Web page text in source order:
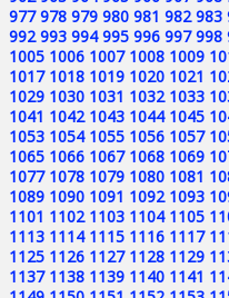
977 978 979 980 981 982 983
992 993 994 995 996 997 998
1005 1006 1007 1008 1009
1017 1018 1019 1020 1021
1029 1030 1031 1032 1033
1041 1042 1043 1044 1045
1053 1054 1055 1056 1057
1065 1066 1067 1068 1069
1077 1078 1079 1080 1081
1089 1090 1091 1092 1093
1101 1102 1103 1104 1105
1113 1114 1115 1116 1117
1125 1126 1127 1128 1129
1137 1138 1139 1140 1141